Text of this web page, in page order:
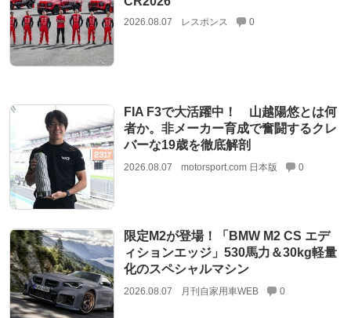
2026.08.07 レスポンス 0
FIA F3で大活躍中！ 山越陽悠とは何
者か。非メーカー育成で奮闘するクレ
バーな19歳を徹底解剖
2026.08.07 motorsport.com 日本版 0
限定M2が登場！「BMW M2 CS エデ
ィションエッジ」530馬力＆30kg軽量
化のスペシャルマシン
2026.08.07 月刊自家用車WEB 0